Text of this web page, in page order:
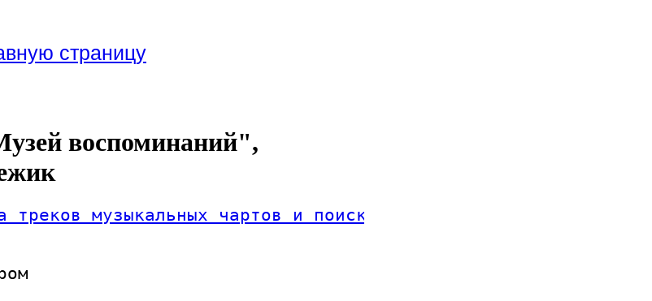
страницу
воспоминаний",
треков музыкальных чартов и поиск